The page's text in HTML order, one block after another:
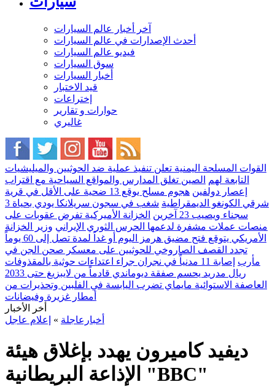
آخر أخبار عالم السيارات
أحدث الإصدارات في عالم السيارات
فيديو عالم السيارات
سوق السيارات
أخبار السيارات
قيد الاختبار
إختراعات
حوارات و تقارير
غاليري
القوات المسلحة اليمنية تعلن تنفيذ عملية ضد الحوثيين والميليشيات
التابعة لهم
الصين تغلق المدارس والمواقع السياحية مع اقتراب
إعصار دولفين
هجوم مسلح يوقع 13 ضحية على الأقل في قرية
شرقي الكونغو الديمقراطية
شغب في سجون سريلانكا يودي بحياة 3
سجناء ويصيب 23 آخرين
الخزانة الأميركية تفرض عقوبات على
منصات عملات مشفرة لدعمها الحرس الثوري الإيراني وزير الخزانة
الأمريكي يتوقع فتح مضيق هرمز اليوم أو غداً لمدة تصل إلى 60 يوماً
تجدد القصف الصاروخي للحوثيين على معسكر صحن الجن في
مأرب إصابة 11 مدنياً في نجران جراء اعتداءات حوثية بالمقذوفات
ريال مدريد يحسم صفقة ديوماندي قادماً من لايبزيغ حتى 2033
العاصفة الاستوائية مايماي تضرب اليابسة في الفلبين وتحذيرات من
أمطار غزيرة وفيضانات
أخر الأخبار
أخبارعاجلة » إعلام عاجل
ديفيد كاميرون يهدد بإغلاق هيئة
الإذاعة البريطانية "BBC"